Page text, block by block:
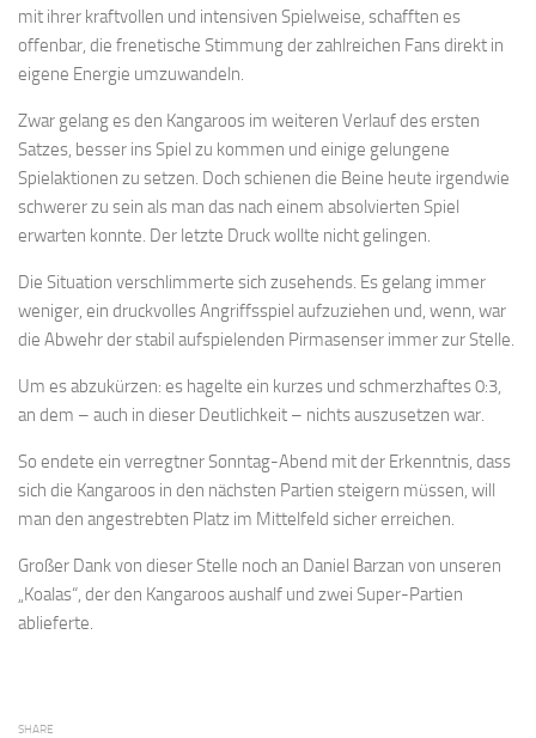
mit ihrer kraftvollen und intensiven Spielweise, schafften es
offenbar, die frenetische Stimmung der zahlreichen Fans direkt in
eigene Energie umzuwandeln.
Zwar gelang es den Kangaroos im weiteren Verlauf des ersten
Satzes, besser ins Spiel zu kommen und einige gelungene
Spielaktionen zu setzen. Doch schienen die Beine heute irgendwie
schwerer zu sein als man das nach einem absolvierten Spiel
erwarten konnte. Der letzte Druck wollte nicht gelingen.
Die Situation verschlimmerte sich zusehends. Es gelang immer
weniger, ein druckvolles Angriffsspiel aufzuziehen und, wenn, war
die Abwehr der stabil aufspielenden Pirmasenser immer zur Stelle.
Um es abzukürzen: es hagelte ein kurzes und schmerzhaftes 0:3,
an dem – auch in dieser Deutlichkeit – nichts auszusetzen war.
So endete ein verregtner Sonntag-Abend mit der Erkenntnis, dass
sich die Kangaroos in den nächsten Partien steigern müssen, will
man den angestrebten Platz im Mittelfeld sicher erreichen.
Großer Dank von dieser Stelle noch an Daniel Barzan von unseren
„Koalas“, der den Kangaroos aushalf und zwei Super-Partien
ablieferte.
SHARE